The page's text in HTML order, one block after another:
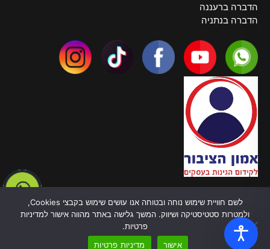
הדברה ברעננה
הדברה בנתניה
צרו קשר
טלפון:055-970-5878
כתובת: ברל כצנלסון, 82 בת ים
עובדים בכל הארץ
לשם חוויית שימוש נוחה ובטוחה אנו עושים שימוש בקבצי Cookies,
ולמטרות סטטיסטיקה ושיווק. המשך גלישה באתר מהווה אישור למדיניות
פרטיות.
אישור
מדיניות פרטיות